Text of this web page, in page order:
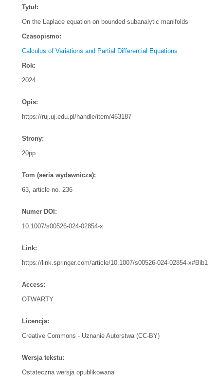
Tytuł:
On the Laplace equation on bounded subanalytic manifolds
Czasopismo:
Calculus of Variations and Partial Differential Equations
Rok:
2024
Opis:
https://ruj.uj.edu.pl/handle/item/463187
Strony:
20pp
Tom (seria wydawnicza):
63, article no. 236
Numer DOI:
10.1007/s00526-024-02854-x
Link:
https://link.springer.com/article/10.1007/s00526-024-02854-x#Bib1
Access:
OTWARTY
Licencja:
Creative Commons - Uznanie Autorstwa (CC-BY)
Wersja tekstu:
Ostateczna wersja opublikowana